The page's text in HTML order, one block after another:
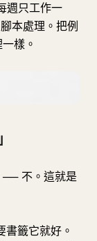
週只工作一
本處理。把例
樣。
── 不。這就是
籤它就好。